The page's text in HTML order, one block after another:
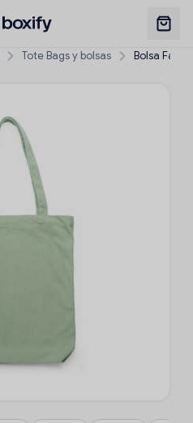
Tote Bags y bolsas Bolsa Fasler